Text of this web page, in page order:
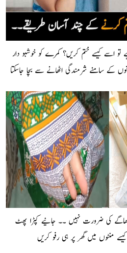
تو اسے کیسے ختم کریں؟ کمرے کو خوشبو دار
کے سامنے شرمندگی اٹھانے سے بچا جاسکتا
کی ضرورت نہیں ۔۔ جانیے کپڑا پھٹ
منٹوں میں گھر پر ہی رفو کریں